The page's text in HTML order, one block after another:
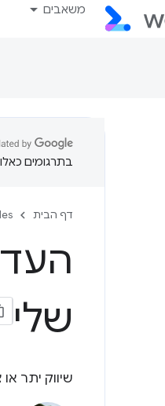
משאבים
בתרגומים
דף הבית
שלי
שיווק יתר